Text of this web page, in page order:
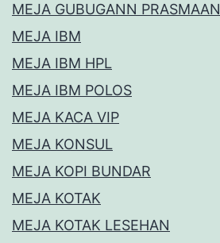
MEJA GUBUGANN PRASMAAN
MEJA IBM
MEJA IBM HPL
MEJA IBM POLOS
MEJA KACA VIP
MEJA KONSUL
MEJA KOPI BUNDAR
MEJA KOTAK
MEJA KOTAK LESEHAN